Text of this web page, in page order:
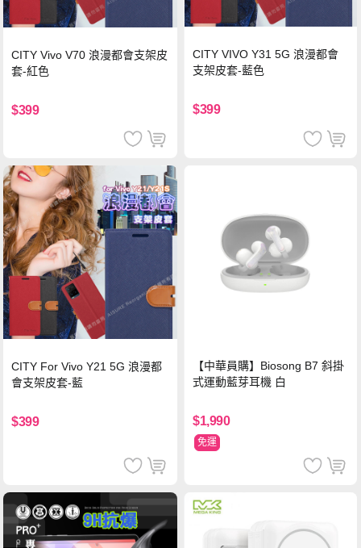
CITY Vivo V70 浪漫都會支架皮
套-紅色
$399
CITY VIVO Y31 5G 浪漫都會
支架皮套-藍色
$399
CITY For Vivo Y21 5G 浪漫都
會支架皮套-藍
$399
【中華員購】Biosong B7 斜掛
式運動藍芽耳機 白
$1,990
免運